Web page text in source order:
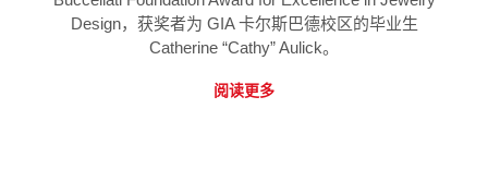
Design，获奖者为 GIA 卡尔斯巴德校区的毕业生
Catherine “Cathy” Aulick。
阅读更多